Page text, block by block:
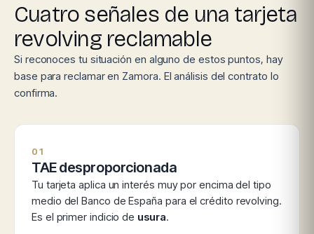
Cuatro señales de una tarjeta
revolving reclamable
Si reconoces tu situación en alguno de estos puntos, hay
base para reclamar en Zamora. El análisis del contrato lo
confirma.
01
TAE desproporcionada
Tu tarjeta aplica un interés muy por encima del tipo
medio del Banco de España para el crédito revolving.
Es el primer indicio de usura.